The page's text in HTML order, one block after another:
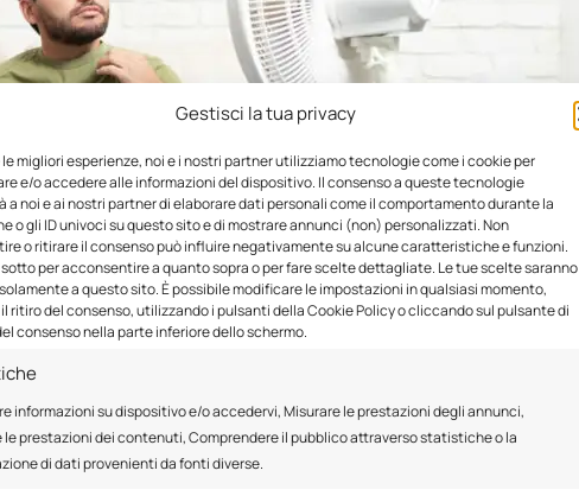
Gestisci la tua privacy
le migliori esperienze, noi e i nostri partner utilizziamo tecnologie come i cookie per
e/o accedere alle informazioni del dispositivo. Il consenso a queste tecnologie
a noi e ai nostri partner di elaborare dati personali come il comportamento durante la
o gli ID univoci su questo sito e di mostrare annunci (non) personalizzati. Non
o ritirare il consenso può influire negativamente su alcune caratteristiche e funzioni.
per acconsentire a quanto sopra o per fare scelte dettagliate. Le tue scelte saranno
a questo sito. È possibile modificare le impostazioni in qualsiasi momento,
ritiro del consenso, utilizzando i pulsanti della Cookie Policy o cliccando sul pulsante di
consenso nella parte inferiore dello schermo.
informazioni su dispositivo e/o accedervi, Misurare le prestazioni degli annunci,
le prestazioni dei contenuti, Comprendere il pubblico attraverso statistiche o la
di dati provenienti da fonti diverse.
una casa più fresca?